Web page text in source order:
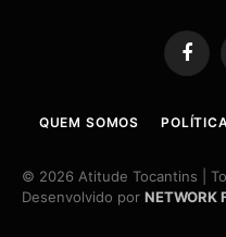
QUEM SOMOS
© 2026 Atitude Tocantins |
Desenvolvido por NETWORK